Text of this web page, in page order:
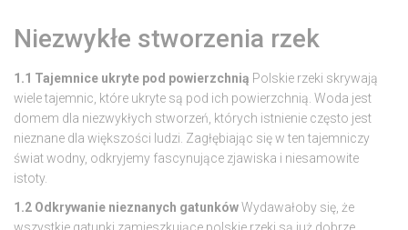
Niezwykłe stworzenia rzek
1.1 Tajemnice ukryte pod powierzchnią Polskie rzeki skrywają
wiele tajemnic, które ukryte są pod ich powierzchnią. Woda jest
domem dla niezwykłych stworzeń, których istnienie często jest
nieznane dla większości ludzi. Zagłębiając się w ten tajemniczy
świat wodny, odkryjemy fascynujące zjawiska i niesamowite
istoty.
1.2 Odkrywanie nieznanych gatunkówWydawałoby się, że
wszystkie gatunki zamieszkujące polskie rzeki są już dobrze